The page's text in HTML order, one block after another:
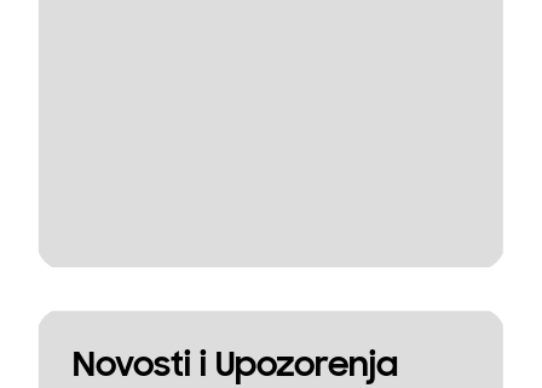
Novosti i Upozorenja